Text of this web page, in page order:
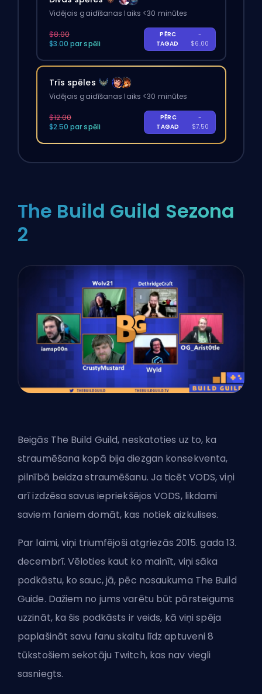
Vidējais gaidīšanas laiks <30 minūtes
$8.00
$3.00 par spēli
PĒRC
TAGAD
-
$6.00
Trīs spēles
Vidējais gaidīšanas laiks <30 minūtes
$12.00
$2.50 par spēli
PĒRC
TAGAD
-
$7.50
The Build Guild Sezona
2
Beigās The Build Guild, neskatoties uz to, ka
straumēšana kopā bija diezgan konsekventa,
pilnībā beidza straumēšanu. Ja ticēt VODS, viņi
arī izdzēsa savus iepriekšējos VODS, likdami
saviem faniem domāt, kas notiek aizkulises.
Par laimi, viņi triumfējoši atgriezās 2015. gada 13.
decembrī. Vēloties kaut ko mainīt, viņi sāka
podkāstu, ko sauc, jā, pēc nosaukuma The Build
Guide. Dažiem no jums varētu būt pārsteigums
uzzināt, ka šis podkāsts ir veids, kā viņi spēja
paplašināt savu fanu skaitu līdz aptuveni 8
tūkstošiem sekotāju Twitch, kas nav viegli
sasniegts.